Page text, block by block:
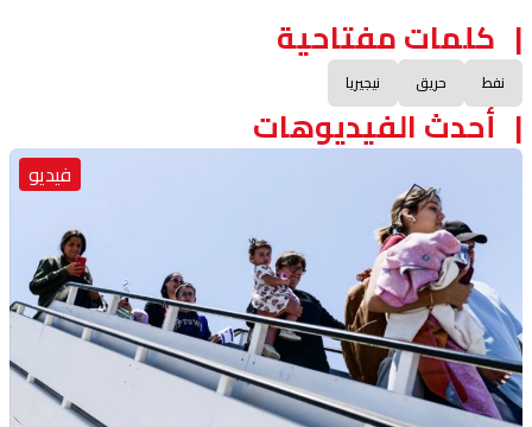
كلمات مفتاحية
نفط حريق نيجيريا
أحدث الفيديوهات
فيديو